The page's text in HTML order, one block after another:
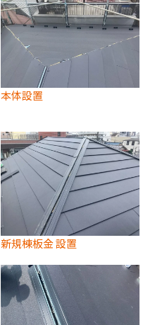
本体設置
新規棟板金 設置